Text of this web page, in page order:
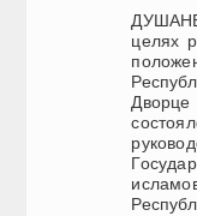
целях